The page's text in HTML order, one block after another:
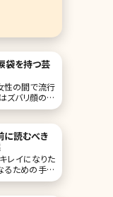
。ショッピン
に参考にし
袋を持つ芸
性の間で流行
ズバリ顔の印
。涙袋はホル
て挙げられま
さやセクシ
ケースが多い
に読むべき
レイになりた
るための手段
ンケアや美肌